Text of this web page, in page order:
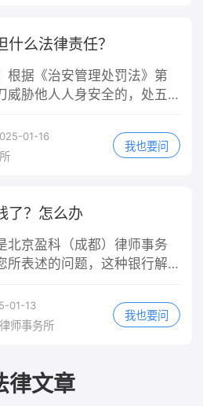
》第一千一百九十一条同
单位承担侵权责任后，可
或者重大过失的工作人员追
交通规则导致事故等，那
伤者之后，可以向你追索
重大过失程度），公司就
交规的情况，是否构成"重大
结合具体案情综合判断，并
法机关，实践中会根据事
违规程度等因素综合判
么法律责任？
根据《治安管理处罚法》第
威胁他人人身安全的，处五
，可以并处五百元以下罚
胁他人可能构成多种犯罪，
。 ‌敲诈勒索罪‌：当拿刀威
取利益，可能构成敲诈勒索
拿刀威胁他人的行为是无端
：根据《刑法》第二百七十
公私财物，数额较大或者多
以下有期徒刑，并处罚
其他特别严重情节的，处
01-16
我也要问
了？怎么办
北京盈科（成都）律师事务
所表述的问题，这种银行解
01-13
师事务所
我也要问
律文章